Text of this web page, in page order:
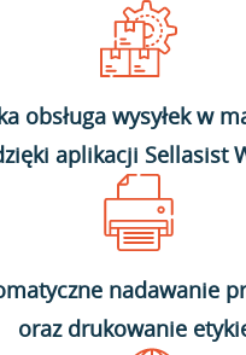
obsługa wysyłek w
aplikacji Sellasist
nadawanie
oraz drukowanie